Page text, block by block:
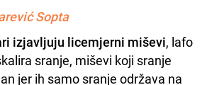
Sopta
izjavljuju licemjerni miševi, lafo
sranje, miševi koji sranje
jer ih samo sranje održava na